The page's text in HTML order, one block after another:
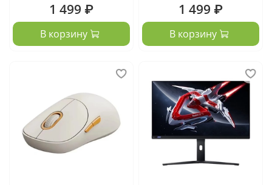
1 499 ₽
В корзину
1 499 ₽
В корзину